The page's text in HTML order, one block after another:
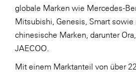
Trend Micro
TAG GmbH
VALETTA
Verband Druck Medien
globale Marken wie Mercedes-
Mitsubishi, Genesis, Smart sowie
chinesische Marken, darunter
JAECOO.
Mit einem Marktanteil von über